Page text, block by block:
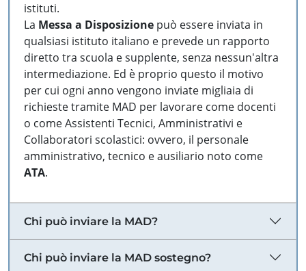
istituti.
La Messa a Disposizione può essere inviata in
qualsiasi istituto italiano e prevede un rapporto
diretto tra scuola e supplente, senza nessun'altra
intermediazione. Ed è proprio questo il motivo
per cui ogni anno vengono inviate migliaia di
richieste tramite MAD per lavorare come docenti
o come Assistenti Tecnici, Amministrativi e
Collaboratori scolastici: ovvero, il personale
amministrativo, tecnico e ausiliario noto come
ATA.
Chi può inviare la MAD?
Chi può inviare la MAD sostegno?